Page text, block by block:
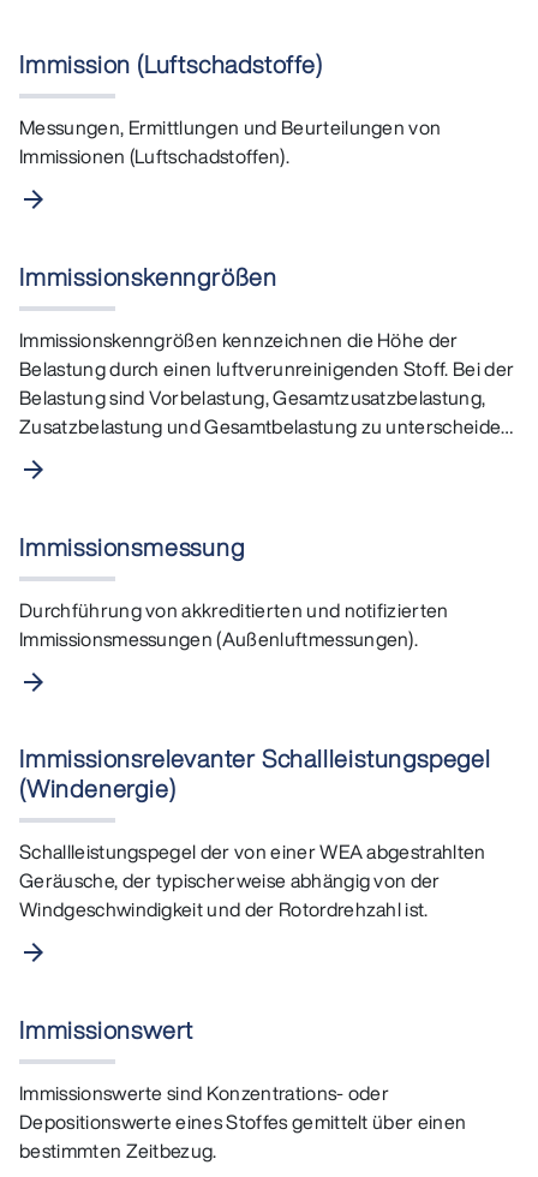
Immission (Luftschadstoffe)
Messungen, Ermittlungen und Beurteilungen von
Immissionen (Luftschadstoffen).
arrow_forward
Immissionskenngrößen
Immissionskenngrößen kennzeichnen die Höhe der
Belastung durch einen luftverunreinigenden Stoff. Bei der
Belastung sind Vorbelastung, Gesamtzusatzbelastung,
Zusatzbelastung und Gesamtbelastung zu unterscheiden.
…
arrow_forward
Immissionsmessung
Durchführung von akkreditierten und notifizierten
Immissionsmessungen (Außenluftmessungen).
arrow_forward
Immissionsrelevanter Schallleistungspegel
(Windenergie)
Schallleistungspegel der von einer WEA abgestrahlten
Geräusche, der typischerweise abhängig von der
Windgeschwindigkeit und der Rotordrehzahl ist.
arrow_forward
Immissionswert
Immissionswerte sind Konzentrations- oder
Depositionswerte eines Stoffes gemittelt über einen
bestimmten Zeitbezug.